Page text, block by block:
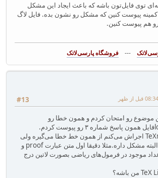
توی فایل‌تون باشه که باعث ایجاد این مشکل
پیوست کنین که مشکل رو نشون بده. فایل لاگ
هم پیوست کنین.
--- فروشگاه پارسی‌لاتک‎
#13
3 همین موضوع رو امتحان کردم و همون خطا رو
البته وقتی با TeXmaker اجراش می‌کنم از همون خط خطا می‌گیره ولی
pdf رو می‌سازه که البته مشکل داره.مثلا دقیقا اول متن عبارت proof و
موجود در فرمول‌های ریاضی بصورت لاتین درج